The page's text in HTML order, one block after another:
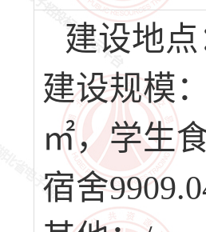
建设地
建设规模
㎡，学生
宿舍